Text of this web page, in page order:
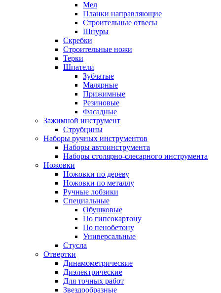
Мел
Планки направляющие
Строительные отвесы
Шнуры
Скребки
Строительные ножи
Терки
Шпатели
Зубчатые
Малярные
Прижимные
Резиновые
Фасадные
Зажимной инструмент
Струбцины
Наборы ручных инструментов
Наборы автоинструмента
Наборы столярно-слесарного инструмента
Ножовки
Ножовки по дереву
Ножовки по металлу
Ручные лобзики
Специальные
Обушковые
По гипсокартону
По пенобетону
Универсальные
Стусла
Отвертки
Динамометрические
Диэлектрические
Для точных работ
Звездообразные